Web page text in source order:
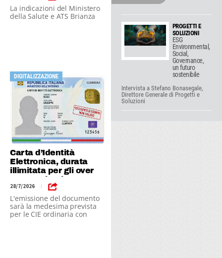
La indicazioni del Ministero
della Salute e ATS Brianza
DIGITALIZZAZIONE
Carta d’Identità
Elettronica, durata
illimitata per gli over
70 - La circolare
ministeriale
28/7/2026 |
L'emissione del documento
sarà la medesima prevista
per le CIE ordinaria con
PROGETTI E
SOLUZIONI
ESG
Environmental,
Social,
Governance,
un futuro
sostenibile
Intervista a Stefano Bonasegale,
Direttore Generale di Progetti e
Soluzioni